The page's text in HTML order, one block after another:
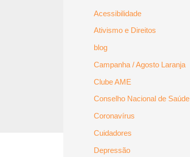
Acessibilidade
Ativismo e Direitos
blog
Campanha / Agosto Laranja
Clube AME
Conselho Nacional de Saúde
Coronavírus
Cuidadores
Depressão